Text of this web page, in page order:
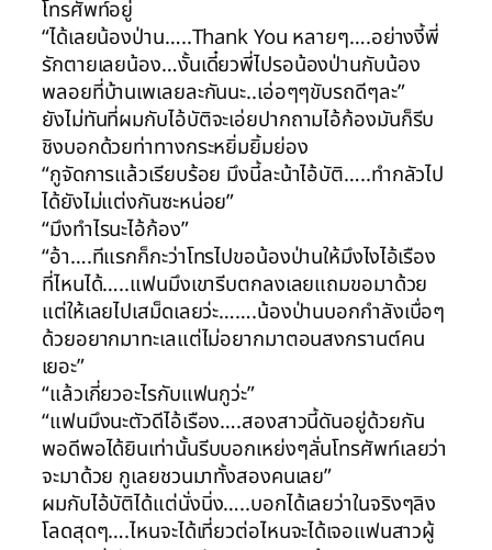
โทรศัพท์อยู่
“ได้เลยน้องป่าน…..Thank You หลายๆ….อย่างงี้พี่
รักตายเลยน้อง…งั้นเดี๋ยวพี่ไปรอน้องป่านกับน้อง
พลอยที่บ้านเพเลยละกันนะ..เอ่อๆๆขับรถดีๆละ”
ยังไม่ทันที่ผมกับไอ้บัติจะเอ่ยปากถามไอ้ก้องมันก็รีบ
ชิงบอกด้วยท่าทางกระหยิ่มยิ้มย่อง
“กูจัดการแล้วเรียบร้อย มึงนี้ละน้าไอ้บัติ…..ทำกลัวไป
ได้ยังไม่แต่งกันซะหน่อย”
“มึงทำไรนะไอ้ก้อง”
“อ้า….ทีแรกก็กะว่าโทรไปขอน้องป่านให้มึงไงไอ้เรือง
ที่ไหนได้…..แฟนมึงเขารีบตกลงเลยแถมขอมาด้วย
แต่ให้เลยไปเสม็ดเลยว่ะ…….น้องป่านบอกกำลังเบื่อๆ
ด้วยอยากมาทะเลแต่ไม่อยากมาตอนสงกรานต์คน
เยอะ”
“แล้วเกี่ยวอะไรกับแฟนกูว่ะ”
“แฟนมึงนะตัวดีไอ้เรือง….สองสาวนี้ดันอยู่ด้วยกัน
พอดีพอได้ยินเท่านั้นรีบบอกเหย่งๆลั่นโทรศัพท์เลยว่า
จะมาด้วย กูเลยชวนมาทั้งสองคนเลย”
ผมกับไอ้บัติได้แต่นั่งนิ่ง…..บอกได้เลยว่าในจริงๆลิง
โลดสุดๆ….ไหนจะได้เที่ยวต่อไหนจะได้เจอแฟนสาวผู้